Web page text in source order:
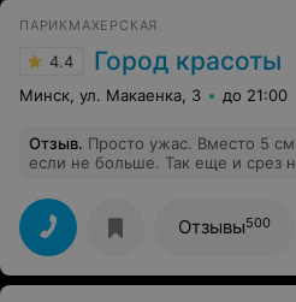
ПАРИКМАХЕРСКАЯ
4.4 Город красоты
Минск, ул. Макаенка, 3 до 21:00
Отзыв. Просто ужас. Вместо 5 см
если не больше. Так еще и срез
была просто в шоке. На месте
волосах, сколько отрезаем, не
результат, только, когда я сама
Которое еще и искажало
Теперь нужно долгое время,
Отзывы500